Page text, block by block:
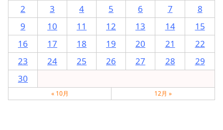
2
3 4 5 6 7
8
9
10 11 12 13 14
15
16
17 18 19 20 21
22
23
24 25 26 27 28
29
30
« 10月 12月 »